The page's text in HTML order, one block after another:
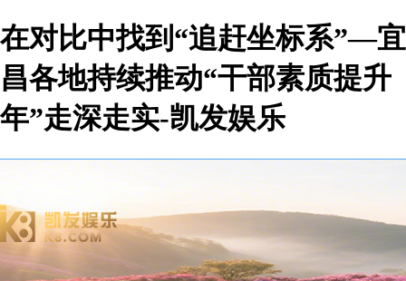
在对比中找到“追赶坐标系”—宜
昌各地持续推动“干部素质提升
年”走深走实-凯发娱乐